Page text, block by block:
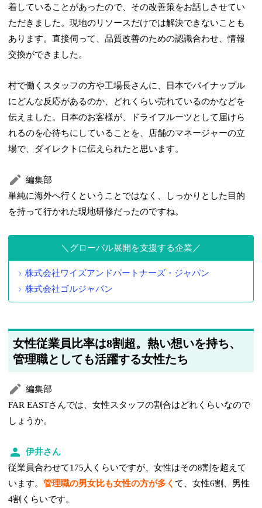
着していることがあったので、その改善策をお話しさせてい
ただきました。現地のリソースだけでは解決できないことも
あります。直接伺って、品質改善のための認識合わせ、情報
交換ができました。
村で働くスタッフの方や工場長さんに、日本でパイナップル
にどんな反応があるのか、どれくらい売れているのかなどを
伝えました。日本のお客様が、ドライフルーツとして届けら
れるのを心待ちにしていることを、店舗のマネージャーの立
場で、ダイレクトに伝えられたと思います。
編集部
単純に海外へ行くということではなく、しっかりとした目的
を持って行かれた現地研修だったのですね。
グローバル展開を支援する企業
株式会社ワイズアンドパートナーズ・ジャパン
株式会社ゴルジャパン
女性従業員比率は8割超。熱い想いを持ち、
管理職としても活躍する女性たち
編集部
FAR EASTさんでは、女性スタッフの割合はどれくらいなので
しょうか。
伊井さん
従業員合わせて175人くらいですが、女性はその8割を超えて
います。管理職の男女比も女性の方が多くて、女性6割、男性
4割くらいです。